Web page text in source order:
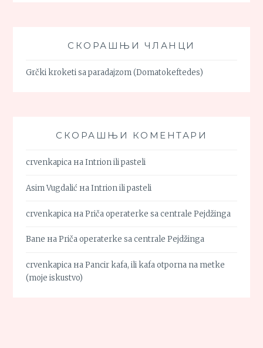
СКОРАШЊИ ЧЛАНЦИ
Grčki kroketi sa paradajzom (Domatokeftedes)
СКОРАШЊИ КОМЕНТАРИ
crvenkapica наIntrion ili pasteli
Asim Vugdalić наIntrion ili pasteli
crvenkapica наPriča operaterke sa centrale Pejdžinga
Bane наPriča operaterke sa centrale Pejdžinga
crvenkapica наPancir kafa, ili kafa otporna na metke
(moje iskustvo)